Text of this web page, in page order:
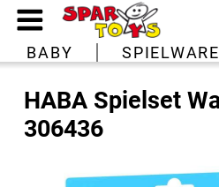
BABY
HABA Spielset
306436